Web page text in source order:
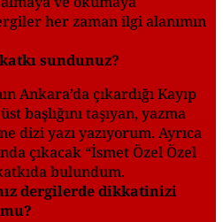
her zaman ilgi alanımın
sundunuz?
Ankara’da çıkardığı Kayıp
başlığını taşıyan, yazma
dizi yazı yazıyorum. Ayrıca
çıkacak “İsmet Özel Özel
bulundum.
dergilerde dikkatinizi